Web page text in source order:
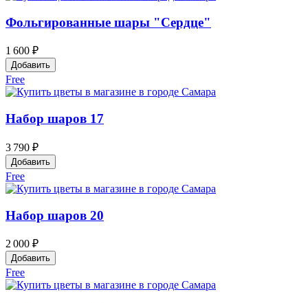
Фольгированные шары "Сердце"
1 600 ₽
Добавить
Free
Набор шаров 17
3 790 ₽
Добавить
Free
Набор шаров 20
2 000 ₽
Добавить
Free